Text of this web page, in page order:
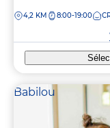
la
DISTANCE
4,2 KM 8:00-19:00
Babilou